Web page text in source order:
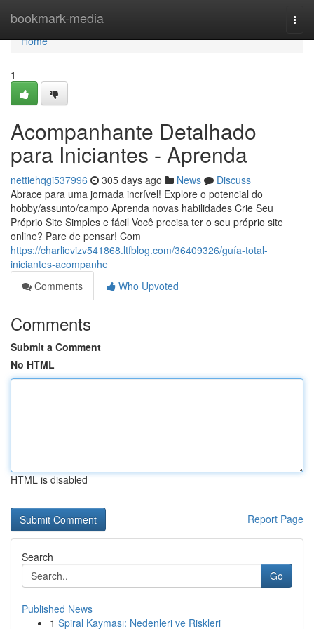
bookmark-media
Home
Home
1
Acompanhante Detalhado
para Iniciantes - Aprenda
nettiehqgi537996 305 days ago News
Discuss
Abrace para uma jornada incrível! Explore o potencial do
hobby/assunto/campo Aprenda novas habilidades Crie Seu
Próprio Site Simples e fácil Você precisa ter o seu próprio site
online? Pare de pensar! Com
https://charlievizv541868.ltfblog.com/36409326/guía-total-
iniciantes-acompanhe
Comments
Who Upvoted
Comments
Submit a Comment
No HTML
HTML is disabled
Report Page
Search
Go
Published News
1 Spiral Kayması: Nedenleri ve Riskleri